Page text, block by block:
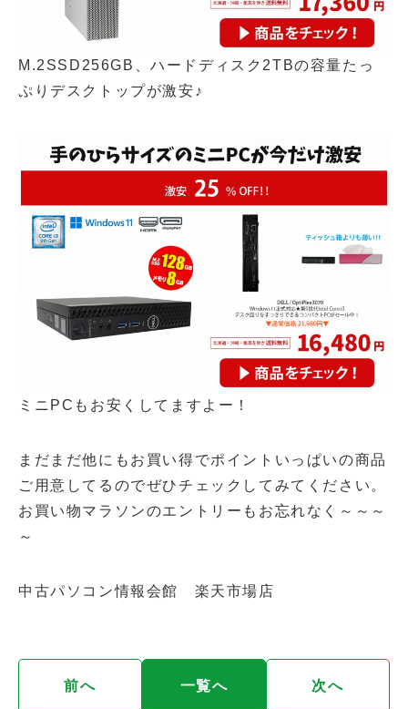
M.2SSD256GB、ハードディスク2TBの容量たっ
ぷりデスクトップが激安♪
ミニPCもお安くしてますよー！
まだまだ他にもお買い得でポイントいっぱいの商品
ご用意してるのでぜひチェックしてみてください。
お買い物マラソンのエントリーもお忘れなく～～～
～
中古パソコン情報会館 楽天市場店
前へ 一覧へ 次へ